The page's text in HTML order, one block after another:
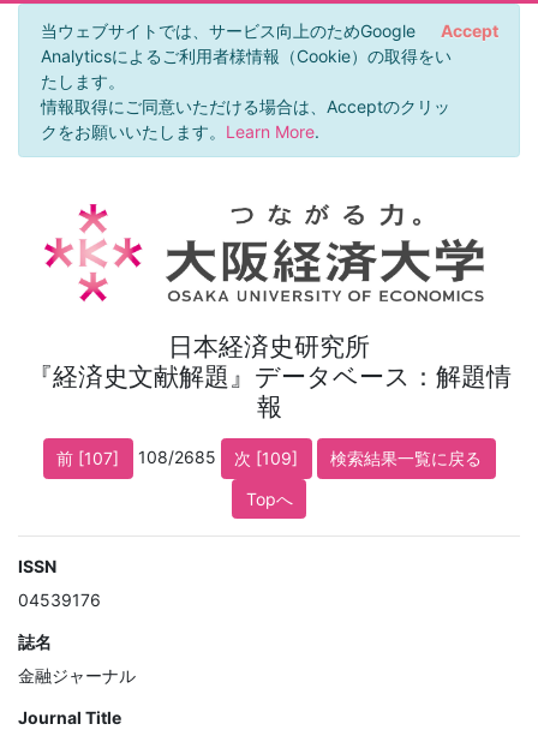
当ウェブサイトでは、サービス向上のためGoogle
Analyticsによるご利用者様情報（Cookie）の取得をい
たします。
情報取得にご同意いただける場合は、Acceptのクリッ
クをお願いいたします。 Learn More.
Accept
日本経済史研究所
『経済史文献解題』データベース：解題情
報
前 [107] 108/2685 次 [109]
検索結果一覧に戻る
Topへ
ISSN
04539176
誌名
金融ジャーナル
Journal Title